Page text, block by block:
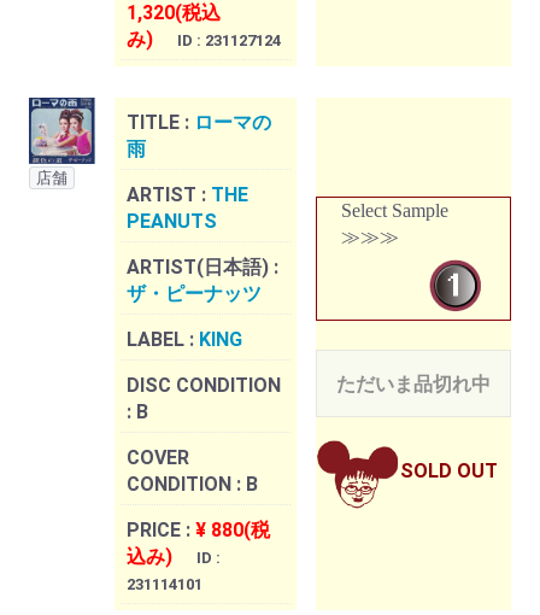
1,320(税込
み)
ID : 231127124
店舗
TITLE : ローマの
雨
ARTIST : THE
PEANUTS
ARTIST(日本語) :
ザ・ピーナッツ
LABEL : KING
DISC CONDITION
: B
COVER
CONDITION : B
PRICE : ¥ 880(税
込み)
ID :
231114101
Select Sample
≫≫≫
ただいま品切れ中
SOLD OUT